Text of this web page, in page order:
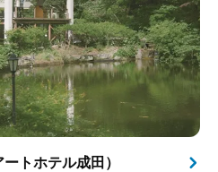
トホテル成田）